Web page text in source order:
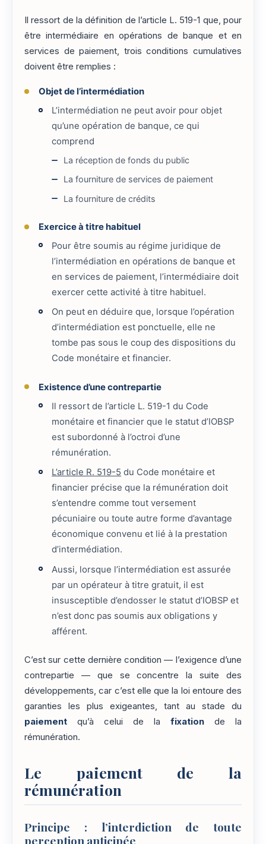
Il ressort de la définition de l’article L. 519-1 que, pour
être intermédiaire en opérations de banque et en
services de paiement, trois conditions cumulatives
doivent être remplies :
Objet de l’intermédiation
L’intermédiation ne peut avoir pour objet
qu’une opération de banque, ce qui
comprend
La réception de fonds du public
La fourniture de services de paiement
La fourniture de crédits
Exercice à titre habituel
Pour être soumis au régime juridique de
l’intermédiation en opérations de banque et
en services de paiement, l’intermédiaire doit
exercer cette activité à titre habituel.
On peut en déduire que, lorsque l’opération
d’intermédiation est ponctuelle, elle ne
tombe pas sous le coup des dispositions du
Code monétaire et financier.
Existence d’une contrepartie
Il ressort de l’article L. 519-1 du Code
monétaire et financier que le statut d’IOBSP
est subordonné à l’octroi d’une
rémunération.
L’article R. 519-5 du Code monétaire et
financier précise que la rémunération doit
s’entendre comme tout versement
pécuniaire ou toute autre forme d’avantage
économique convenu et lié à la prestation
d’intermédiation.
Aussi, lorsque l’intermédiation est assurée
par un opérateur à titre gratuit, il est
insusceptible d’endosser le statut d’IOBSP et
n’est donc pas soumis aux obligations y
afférent.
C’est sur cette dernière condition — l’exigence d’une
contrepartie — que se concentre la suite des
développements, car c’est elle que la loi entoure des
garanties les plus exigeantes, tant au stade du
paiement qu’à celui de la fixation de la
rémunération.
Le paiement de la
rémunération
Principe : l’interdiction de toute
perception anticipée